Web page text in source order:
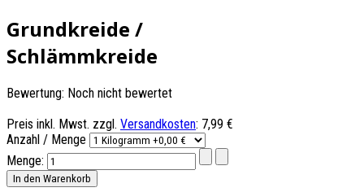
Grundkreide /
Schlämmkreide
Bewertung: Noch nicht bewertet
Preis inkl. Mwst. zzgl. Versandkosten: 7,99 €
Anzahl / Menge
Menge: